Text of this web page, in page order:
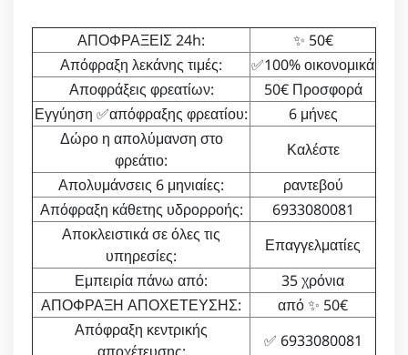
ΑΠΟΦΡΑΞΕΙΣ 24h:
✨ 50€
Απόφραξη λεκάνης τιμές:
✅100% οικονομικά
Αποφράξεις φρεατίων:
50€ Προσφορά
Εγγύηση ✅απόφραξης φρεατίου:
6 μήνες
Δώρο η απολύμανση στο
φρεάτιο:
Καλέστε
Απολυμάνσεις 6 μηνιαίες:
ραντεβού
Απόφραξη κάθετης υδρορροής:
6933080081
Αποκλειστικά σε όλες τις
υπηρεσίες:
Επαγγελματίες
Εμπειρία πάνω από:
35 χρόνια
ΑΠΟΦΡΑΞΗ ΑΠΟΧΕΤΕΥΣΗΣ:
από ✨ 50€
Απόφραξη κεντρικής
✅ 6933080081